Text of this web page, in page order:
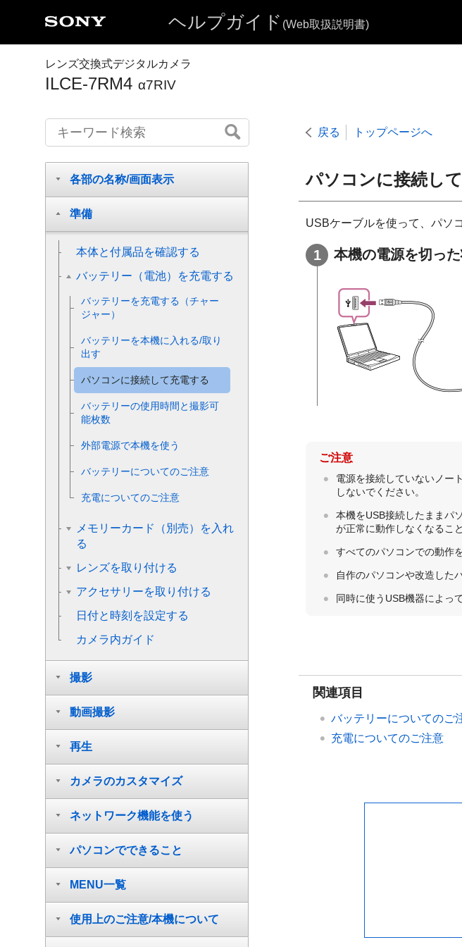
ヘルプガイド (Web取扱説明書)
レンズ交換式デジタルカメラ
ILCE-7RM4 α7RIV
戻る トップページへ
パソコンに接続し
USBケーブルを使って、パソ
本機の電源を切っ
ご注意
電源を接続していないノー
しないでください。
本機をUSB接続したままパ
が正常に動作しなくなるこ
すべてのパソコンでの動作
自作のパソコンや改造した
同時に使うUSB機器によっ
関連項目
バッテリーについてのご
充電についてのご注意
各部の名称/画面表示
準備
本体と付属品を確認する
バッテリー（電池）を充電する
バッテリーを充電する（チャー
ジャー）
バッテリーを本機に入れる/取り
出す
パソコンに接続して充電する
バッテリーの使用時間と撮影可
能枚数
外部電源で本機を使う
バッテリーについてのご注意
充電についてのご注意
メモリーカード（別売）を入れ
る
レンズを取り付ける
アクセサリーを取り付ける
日付と時刻を設定する
カメラ内ガイド
撮影
動画撮影
再生
カメラのカスタマイズ
ネットワーク機能を使う
パソコンでできること
MENU一覧
使用上のご注意/本機について